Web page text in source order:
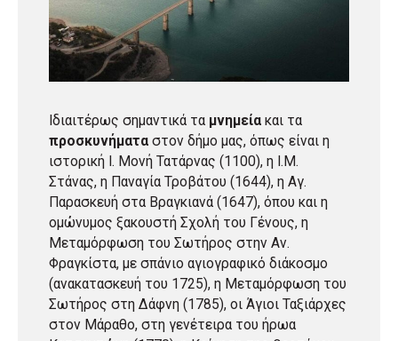
Ιδιαιτέρως σημαντικά τα μνημεία και τα
προσκυνήματα στον δήμο μας, όπως είναι η
ιστορική Ι. Μονή Τατάρνας (1100), η Ι.Μ.
Στάνας, η Παναγία Τροβάτου (1644), η Αγ.
Παρασκευή στα Βραγκιανά (1647), όπου και η
ομώνυμος ξακουστή Σχολή του Γένους, η
Μεταμόρφωση του Σωτήρος στην Αν.
Φραγκίστα, με σπάνιο αγιογραφικό διάκοσμο
(ανακατασκευή του 1725), η Μεταμόρφωση του
Σωτήρος στη Δάφνη (1785), οι Άγιοι Ταξιάρχες
στον Μάραθο, στη γενέτειρα του ήρωα